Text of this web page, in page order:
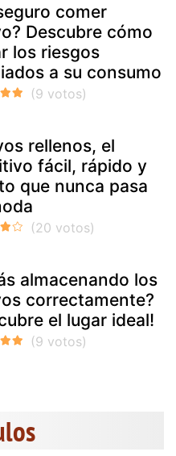
comer
Descubre cómo
los riesgos
a su consumo
rellenos, el
fácil, rápido y
que nunca pasa
almacenando los
correctamente?
el lugar ideal!